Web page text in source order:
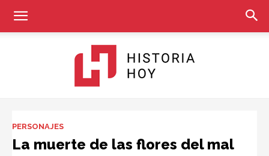
PERSONAJES
La muerte de las flores del mal